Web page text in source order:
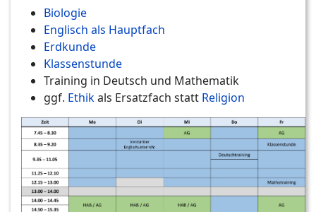
Biologie
Englisch als Hauptfach
Erdkunde
Klassenstunde
Training in Deutsch und Mathematik
ggf. Ethikals Ersatzfach statt Religion